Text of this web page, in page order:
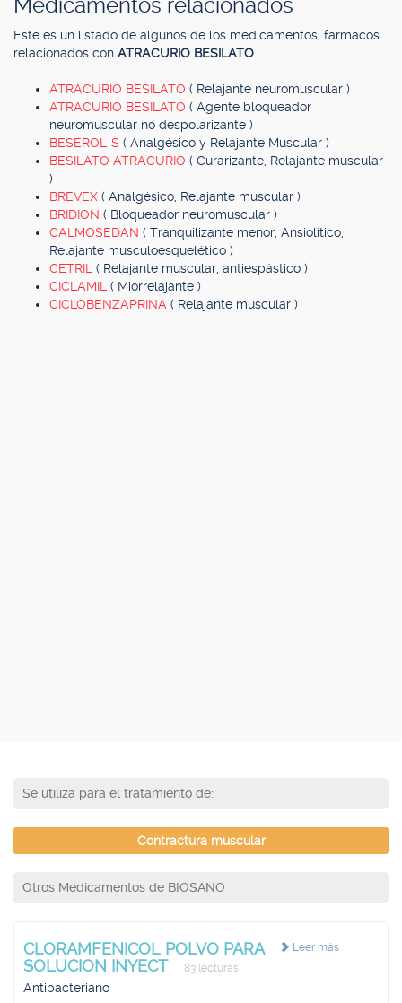
Medicamentos relacionados
Este es un listado de algunos de los medicamentos, fármacos
relacionados con ATRACURIO BESILATO
ATRACURIO BESILATO ( Relajante neuromuscular )
ATRACURIO BESILATO ( Agente bloqueador
neuromuscular no despolarizante )
BESEROL-S ( Analgésico y Relajante Muscular )
BESILATO ATRACURIO ( Curarizante, Relajante muscular
)
BREVEX ( Analgésico, Relajante muscular )
BRIDION ( Bloqueador neuromuscular )
CALMOSEDAN ( Tranquilizante menor, Ansiolítico,
Relajante musculoesquelético )
CETRIL ( Relajante muscular, antiespástico )
CICLAMIL ( Miorrelajante )
CICLOBENZAPRINA ( Relajante muscular )
Se utiliza para el tratamiento de:
Contractura muscular
Otros Medicamentos de BIOSANO
Leer más
CLORAMFENICOL POLVO PARA
SOLUCION INYECT
83 lecturas
Antibacteriano